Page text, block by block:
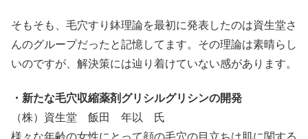
そもそも、毛穴すり鉢理論を最初に発表したのは資生堂さ
んのグループだったと記憶してます。その理論は素晴らし
いのですが、解決策には辿り着けていない感があります。
・新たな毛穴収縮薬剤グリシルグリシンの開発
（株）資生堂 飯田 年以 氏